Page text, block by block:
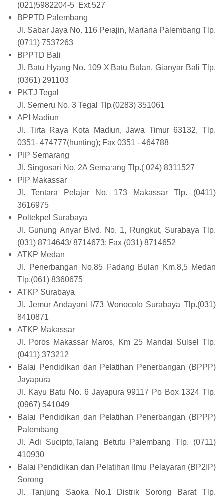
(021)5982204-5 Ext.527
BPPTD Palembang
Jl. Sabar Jaya No. 116 Perajin, Mariana Palembang Tlp.
(0711) 7537263
BPPTD Bali
Jl. Batu Hyang No. 109 X Batu Bulan, Gianyar Bali Tlp.
(0361) 291103
PKTJ Tegal
Jl. Semeru No. 3 Tegal Tlp.(0283) 351061
API Madiun
Jl. Tirta Raya Kota Madiun, Jawa Timur 63132, Tlp.
0351- 474777(hunting); Fax 0351 - 464788
PIP Semarang
Jl. Singosari No. 2A Semarang Tlp.( 024) 8311527
PIP Makassar
Jl. Tentara Pelajar No. 173 Makassar Tlp. (0411)
3616975
Poltekpel Surabaya
Jl. Gunung Anyar Blvd. No. 1, Rungkut, Surabaya Tlp.
(031) 8714643/ 8714673; Fax (031) 8714652
ATKP Medan
Jl. Penerbangan No.85 Padang Bulan Km.8,5 Medan
Tlp.(061) 8360675
ATKP Surabaya
Jl. Jemur Andayani I/73 Wonocolo Surabaya Tlp.(031)
8410871
ATKP Makassar
Jl. Poros Makassar Maros, Km 25 Mandai Sulsel Tlp.
(0411) 373212
Balai Pendidikan dan Pelatihan Penerbangan (BPPP)
Jayapura
Jl. Kayu Batu No. 6 Jayapura 99117 Po Box 1324 Tlp.
(0967) 541049
Balai Pendidikan dan Pelatihan Penerbangan (BPPP)
Palembang
Jl. Adi Sucipto,Talang Betutu Palembang Tlp. (0711)
410930
Balai Pendidikan dan Pelatihan Ilmu Pelayaran (BP2IP)
Sorong
Jl. Tanjung Saoka No.1 Distrik Sorong Barat Tlp.